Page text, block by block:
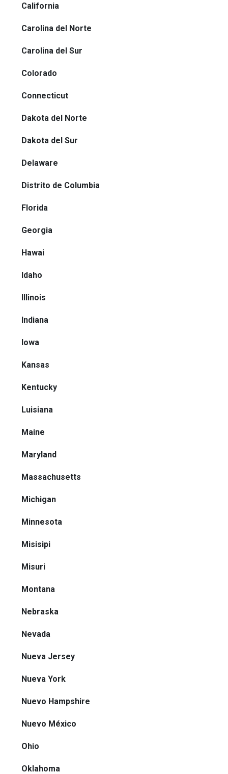
California
Carolina del Norte
Carolina del Sur
Colorado
Connecticut
Dakota del Norte
Dakota del Sur
Delaware
Distrito de Columbia
Florida
Georgia
Hawai
Idaho
Illinois
Indiana
Iowa
Kansas
Kentucky
Luisiana
Maine
Maryland
Massachusetts
Michigan
Minnesota
Misisipi
Misuri
Montana
Nebraska
Nevada
Nueva Jersey
Nueva York
Nuevo Hampshire
Nuevo México
Ohio
Oklahoma